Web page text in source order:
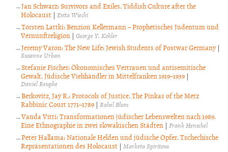
Jan Schwarz: Survivors and Exiles. Yiddish Culture after the
Holocaust | Evita Wiecki
Torsten Lattki: Benzion Kellermann – Prophetisches Judentum und
Vernunftreligion | George Y. Kohler
Jeremy Varon: The New Life: Jewish Students of Postwar Germany|
Susanne Urban
Stefanie Fischer: Ökonomisches Vertrauen und antisemitische
Gewalt. Jüdische Viehhändler in Mittelfranken 1919–1939 |
Daniel Reupke
Berkovitz, Jay R.: Protocols of Justice. The Pinkas of the Metz
Rabbinic Court 1771–1789 | Rahel Blum
Vanda Vitti: Transformationen jüdischer Lebenswelten nach 1989.
Eine Ethnographie in zwei slowakischen Städten | Frank Henschel
Peter Hallama: Nationale Helden und jüdische Opfer. Tschechische
Repräsentationen des Holocaust | Marketa Spiritova